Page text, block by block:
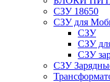
СЗУ 18650
СЗУ для
СЗУ
СЗУ
СЗУ
СЗУ